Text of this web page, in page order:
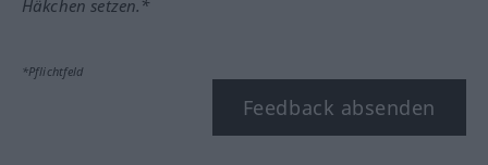
Häkchen setzen.*
*Pflichtfeld
Feedback absenden